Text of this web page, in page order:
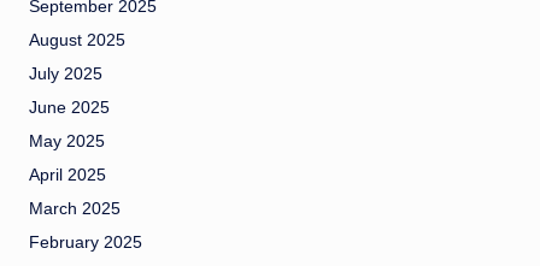
September 2025
August 2025
July 2025
June 2025
May 2025
April 2025
March 2025
February 2025